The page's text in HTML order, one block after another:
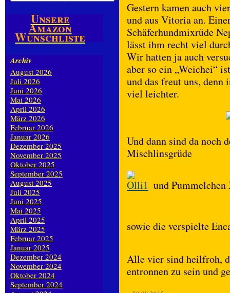
Gestern kamen auch
und aus Vitoria an.
Schäferhundmixrüde
lässt ihm recht viel
Wir hatten ja auch
aber so ein „Weichei“
und das freut uns,
viel leichter.
Und dann sind da noch
Mischlinsgrüde
und
sowie die verspielte
Alle vier sind heilfroh,
entronnen zu sein und
Unsere
Amazon
Wunschliste
Archiv
August 2026
Juli 2026
Juni 2026
Mai 2026
April 2026
März 2026
Februar 2026
Januar 2026
Dezember 2025
November 2025
Oktober 2025
September 2025
August 2025
Juli 2025
Juni 2025
Mai 2025
April 2025
März 2025
Februar 2025
Januar 2025
Dezember 2024
November 2024
Oktober 2024
September 2024